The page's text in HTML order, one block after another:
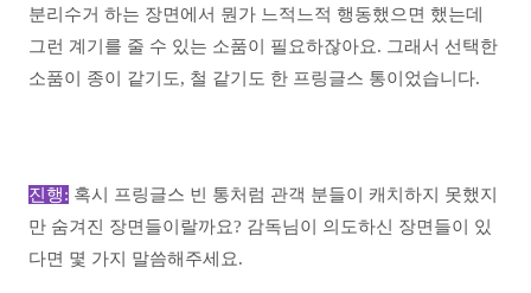
분리수거 하는 장면에서 뭔가 느적느적 행동했으면 했는데
그런 계기를 줄 수 있는 소품이 필요하잖아요. 그래서 선택한
소품이 종이 같기도, 철 같기도 한 프링글스 통이었습니다.
진행: 혹시 프링글스 빈 통처럼 관객 분들이 캐치하지 못했지
만 숨겨진 장면들이랄까요? 감독님이 의도하신 장면들이 있
다면 몇 가지 말씀해주세요.